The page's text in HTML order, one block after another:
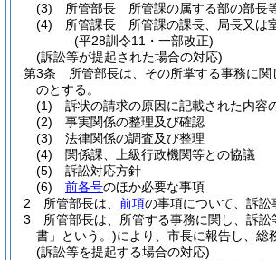
(3)
所管部長 所管課の属する部の部長
(4)
所管課長 所管課の課長、局長又は
(平28訓令11・一部改正)
(訴訟等が提起された場合の対応)
第3条
所管部長は、その所掌する事務に関
のとする。
(1)
訴状の請求の原因に記載された内容
(2)
事実関係の整理及び確認
(3)
法律関係の調査及び整理
(4)
関係課、上級行政機関等との協議
(5)
訴訟対応方針
(6)
前各号のほか必要な事項
2
所管部長は、 前項の事項について、訴訟
3
所管部長は、所管する事務に関し、訴
書」という。)により、市長に報告し、総
(訴訟等を提起する場合の対応)